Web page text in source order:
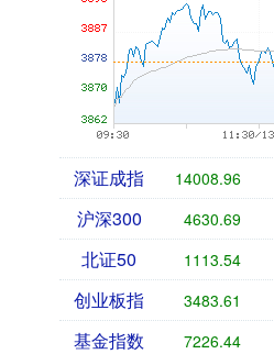
深证成指 14008.96
沪深300 4630.69
北证50 1113.54
创业板指 3483.61
基金指数 7226.44